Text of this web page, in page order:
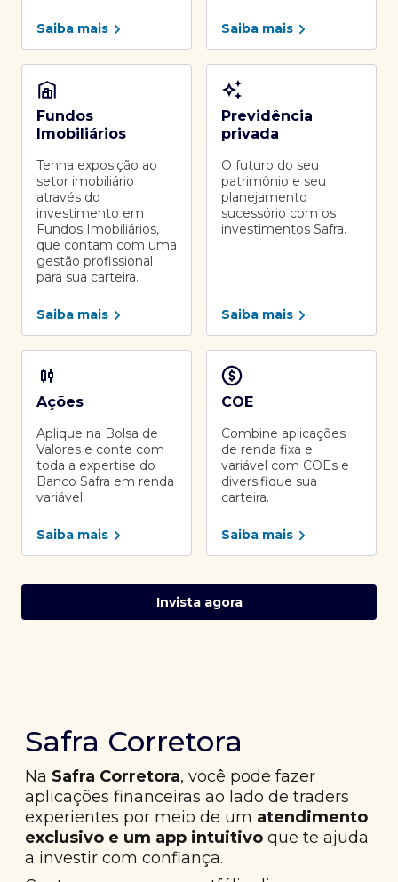
Saiba mais Saiba mais
Fundos
Imobiliários
Tenha exposição ao
setor imobiliário
através do
investimento em
Fundos Imobiliários,
que contam com uma
gestão profissional
para sua carteira.
Saiba mais
Previdência
privada
O futuro do seu
patrimônio e seu
planejamento
sucessório com os
investimentos Safra.
Saiba mais
Ações
Aplique na Bolsa de
Valores e conte com
toda a expertise do
Banco Safra em renda
variável.
Saiba mais
COE
Combine aplicações
de renda fixa e
variável com COEs e
diversifique sua
carteira.
Saiba mais
Invista agora
Safra Corretora
Na Safra Corretora, você pode fazer
aplicações financeiras ao lado de traders
experientes por meio de um atendimento
exclusivo e um app intuitivo que te ajuda
a investir com confiança.